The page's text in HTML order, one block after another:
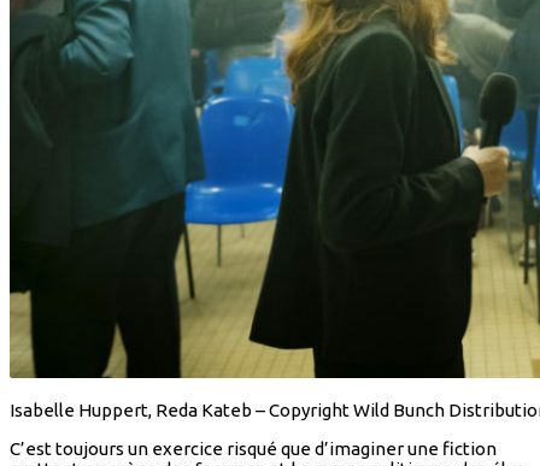
Isabelle Huppert, Reda Kateb – Copyright Wild Bunch
C’est toujours un exercice risqué que d’imaginer une fiction